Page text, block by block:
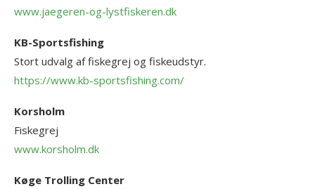
www.jaegeren-og-lystfiskeren.dk
KB-Sportsfishing
Stort udvalg af fiskegrej og fiskeudstyr.
https://www.kb-sportsfishing.com/
Korsholm
Fiskegrej
www.korsholm.dk
Køge Trolling Center